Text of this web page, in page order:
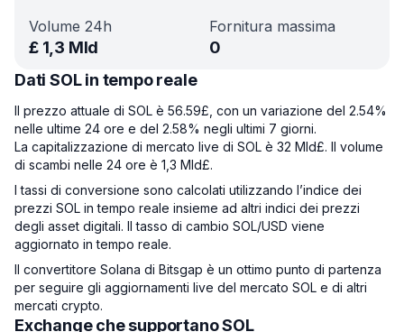
Volume 24h
£ 1,3 Mld
Fornitura massima
0
Dati SOL in tempo reale
Il prezzo attuale di SOL è 56.59£, con un variazione del 2.54%
nelle ultime 24 ore e del 2.58% negli ultimi 7 giorni.
La capitalizzazione di mercato live di SOL è 32 Mld£. Il volume
di scambi nelle 24 ore è 1,3 Mld£.
I tassi di conversione sono calcolati utilizzando l’indice dei
prezzi SOL in tempo reale insieme ad altri indici dei prezzi
degli asset digitali. Il tasso di cambio SOL/USD viene
aggiornato in tempo reale.
Il convertitore Solana di Bitsgap è un ottimo punto di partenza
per seguire gli aggiornamenti live del mercato SOL e di altri
mercati crypto.
Exchange che supportano SOL